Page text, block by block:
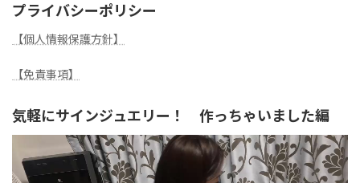
プライバシーポリシー
【個人情報保護方針】
【免責事項】
気軽にサインジュエリー！ 作っちゃいました編
画
プ